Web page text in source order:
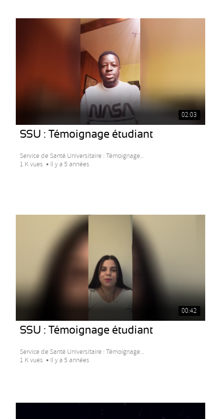
02:03
SSU : Témoignage étudiant
Service de Santé Universitaire : Témoignage...
1 K vues
Il y a 5 années
00:42
SSU : Témoignage étudiant
Service de Santé Universitaire : Témoignage...
1 K vues
Il y a 5 années